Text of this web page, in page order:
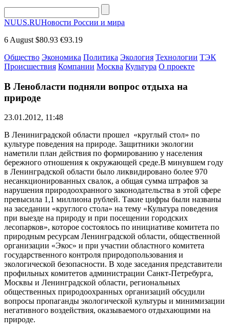
NUUS.RUНовости России и мира
6 August $80.93 €93.19
Общество Экономика Политика Экология Технологии ТЭК
Происшествия Компании Москва Культура О проекте
В Ленобласти подняли вопрос отдыха на
природе
23.01.2012, 11:48
В Лениниградской области прошел «круглый стол» по
культуре поведения на природе. Защитники экологии
наметили план действия по формированию у населения
бережного отношения к окружающей среде.В минувшем году
в Ленинградской области было ликвидировано более 970
несанкционированных свалок, а общая сумма штрафов за
нарушения природоохранного законодательства в этой сфере
превысила 1,1 миллиона рублей. Такие цифры были названы
на заседании «круглого стола» на тему «Культура поведения
при выезде на природу и при посещении городских
лесопарков», которое состоялось по инициативе комитета по
природным ресурсам Ленинградской области, общественной
организации «Экос» и при участии областного комитета
государственного контроля природопользования и
экологической безопасности. В ходе заседания представители
профильных комитетов администрации Санкт-Петребурга,
Москвы и Ленинградской области, региональных
общественных природоохранных организаций обсудили
вопросы пропаганды экологической культуры и минимизации
негативного воздействия, оказываемого отдыхающими на
природе.